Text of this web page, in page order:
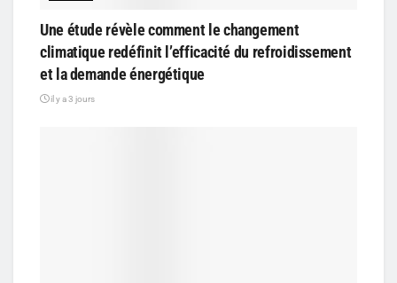
Une étude révèle comment le changement
climatique redéfinit l’efficacité du refroidissement
et la demande énergétique
il y a 3 jours